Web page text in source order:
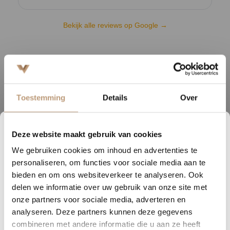
1
DAGEN
03
UREN
16
MINUTEN
48
SECONDEN
Nu tijdelijk 10% korting op
jouw vloer
Vraag snel een offerte aan en bespaar direct.
Toestemming Details Over
Deze website maakt gebruik van cookies
We gebruiken cookies om inhoud en advertenties te
personaliseren, om functies voor sociale media aan te
bieden en om ons websiteverkeer te analyseren. Ook
delen we informatie over uw gebruik van onze site met
onze partners voor sociale media, adverteren en
analyseren. Deze partners kunnen deze gegevens
combineren met andere informatie die u aan ze heeft
Bekijk alle reviews op Google →
De Queens laminaatvloer is de perfecte keuze voor wie houdt van
een warme en karaktervolle sfeer.
De extra brede planken van de Queens laminaatvloer zorgen voor
een ruimtelijk effect, wat hem bijzonder geschikt maakt voor zowel
grote als kleine ruimtes. Dit maakt de vloer niet alleen praktisch,
Met keuze uit twaalf veelzijdige kleuren is er altijd een optie die